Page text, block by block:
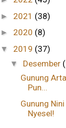
► 2021 (38)
► 2020 (8)
▼ 2019 (37)
▼ Desember
Gunung
Pun...
Gunung
Nyesel!